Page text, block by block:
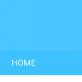
HOME